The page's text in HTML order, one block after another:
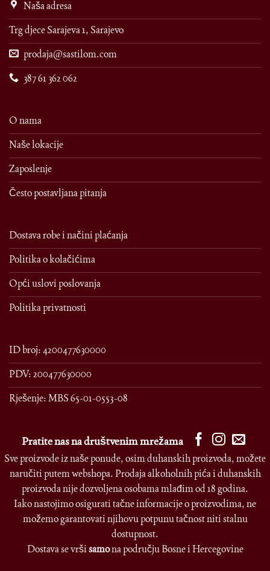
Naša adresa
Trg djece Sarajeva 1, Sarajevo
prodaja@sastilom.com
387 61 362 062
O nama
Naše lokacije
Zaposlenje
Često postavljana pitanja
Dostava robe i načini plaćanja
Politika o kolačićima
Opći uslovi poslovanja
Politika privatnosti
ID broj: 4200477630000
PDV: 200477630000
Rješenje: MBS 65-01-0553-08
Pratite nas na društvenim mrežama
Sve proizvode iz naše ponude, osim duhanskih proizvoda, možete
naručiti putem webshopa. Prodaja alkoholnih pića i duhanskih
proizvoda nije dozvoljena osobama mlađim od 18 godina.
Iako nastojimo osigurati tačne informacije o proizvodima, ne
možemo garantovati njihovu potpunu tačnost niti stalnu
dostupnost.
Dostava se vršisamona području Bosne i Hercegovine